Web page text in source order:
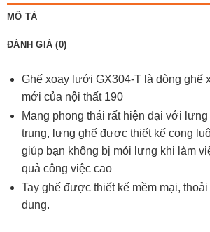
MÔ TẢ
ĐÁNH GIÁ (0)
Ghế xoay lưới GX304-T là dòng ghế
mới của nội thất 190
Mang phong thái rất hiện đại với
trung, lưng ghế được thiết kế cong
giúp bạn không bị mỏi lưng khi làm
quả công việc cao
Tay ghế được thiết kế mềm mại,
dụng.